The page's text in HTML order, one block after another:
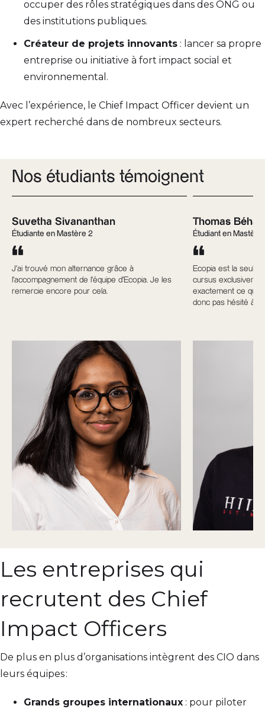
occuper des rôles stratégiques dans des ONG ou
des institutions publiques.
Créateur de projets innovants : lancer sa propre
entreprise ou initiative à fort impact social et
environnemental.
Avec l’expérience, le Chief Impact Officer devient un
expert recherché dans de nombreux secteurs.
Nos étudiants témoignent
Suvetha Sivananthan
Étudiante en Mastère 2
J’ai trouvé mon alternance grâce à
l’accompagnement de l’équipe d’Ecopia. Je les
remercie encore pour cela.
Thomas
Étudiant en Mastère
Ecopia est la seule
cursus
exactement ce que
donc pas hésité à
Les entreprises qui
recrutent des Chief
Impact Officers
De plus en plus d’organisations intègrent des CIO dans
leurs équipes :
Grands groupes internationaux : pour piloter